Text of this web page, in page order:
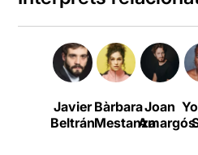
Javier
Beltrán
Bàrbara
Mestanza
Joan
Amargós